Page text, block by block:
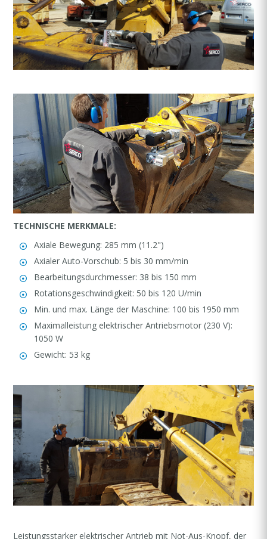
TECHNISCHE MERKMALE:
Axiale Bewegung: 285 mm (11.2")
Axialer Auto-Vorschub: 5 bis 30 mm/min
Bearbeitungsdurchmesser: 38 bis 150 mm
Rotationsgeschwindigkeit: 50 bis 120 U/min
Min. und max. Länge der Maschine: 100 bis 1950 mm
Maximalleistung elektrischer Antriebsmotor (230 V):
1050 W
Gewicht: 53 kg
Leistungsstarker elektrischer Antrieb mit Not-Aus-Knopf, der